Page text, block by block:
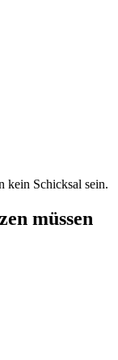
kein Schicksal sein.
müssen